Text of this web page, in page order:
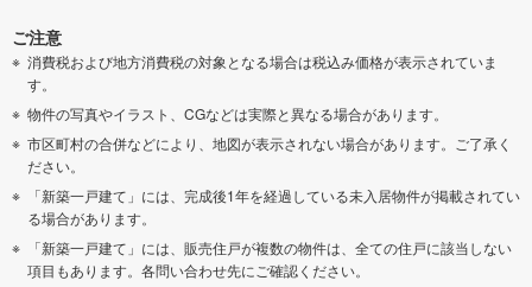
ご注意
消費税および地方消費税の対象となる場合は税込み価格が表示されていま
す。
物件の写真やイラスト、CGなどは実際と異なる場合があります。
市区町村の合併などにより、地図が表示されない場合があります。ご了承く
ださい。
「新築一戸建て」には、完成後1年を経過している未入居物件が掲載されてい
る場合があります。
「新築一戸建て」には、販売住戸が複数の物件は、全ての住戸に該当しない
項目もあります。各問い合わせ先にご確認ください。